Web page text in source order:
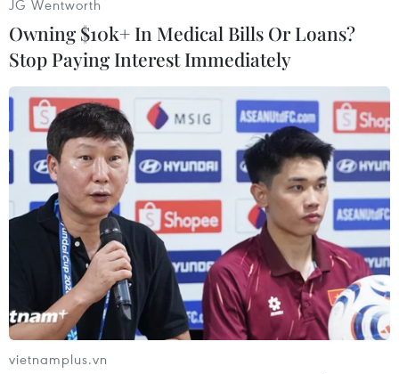
#Ai Cập #Nổ bom
#Trụ sở tình báo quân đội
#Người bị thương
JG Wentworth
Owning $10k+ In Medical Bills Or Loans?
Stop Paying Interest Immediately
vietnamplus.vn